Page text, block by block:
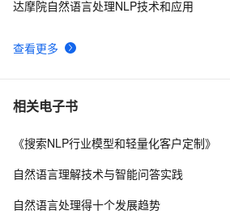
大匹配法的讲解及实战（超详细 附源码）
查看更多
达摩院自然语言处理NLP技术和应用
相关电子书
《搜索NLP行业模型和轻量化客户定制》
自然语言理解技术与智能问答实践
自然语言处理得十个发展趋势